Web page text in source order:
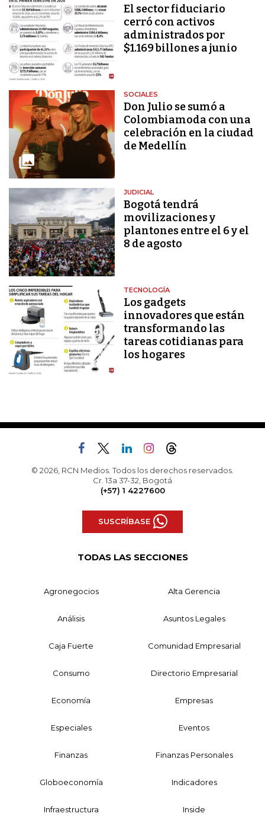
El sector fiduciario
cerró con activos
administrados por
$1.169 billones a junio
SOCIALES
Don Julio se sumó a
Colombiamoda con una
celebración en la ciudad
de Medellín
JUDICIAL
Bogotá tendrá
movilizaciones y
plantones entre el 6 y el
8 de agosto
TECNOLOGÍA
Los gadgets
innovadores que están
transformando las
tareas cotidianas para
los hogares
© 2026, RCN Medios. Todos los derechos reservados.
Cr. 13a 37-32, Bogotá
(+57) 1 4227600
SUSCRÍBASE
TODAS LAS SECCIONES
Agronegocios Alta Gerencia
Análisis Asuntos Legales
Caja Fuerte Comunidad Empresarial
Consumo Directorio Empresarial
Economía Empresas
Especiales Eventos
Finanzas Finanzas Personales
Globoeconomía Indicadores
Infraestructura Inside